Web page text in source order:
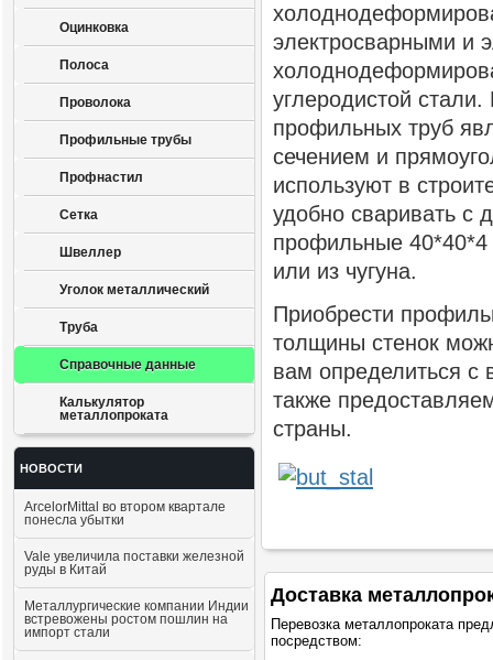
Оцинковка
Полоса
Проволока
Профильные трубы
Профнастил
Сетка
Швеллер
Уголок металлический
Труба
Справочные данные
Калькулятор
металлопроката
НОВОСТИ
ArcelorMittal во втором квартале
понесла убытки
Vale увеличила поставки железной
руды в Китай
Металлургические компании Индии
встревожены ростом пошлин на
импорт стали
электросварными и
углеродистой
профильных труб
сечением и
используют в
удобно сваривать с
профильные 40*40*4
или из чугуна.
Приобрести
толщины стенок
вам определиться
также
страны.
Доставка
Перевозка металлопроката
посредством: